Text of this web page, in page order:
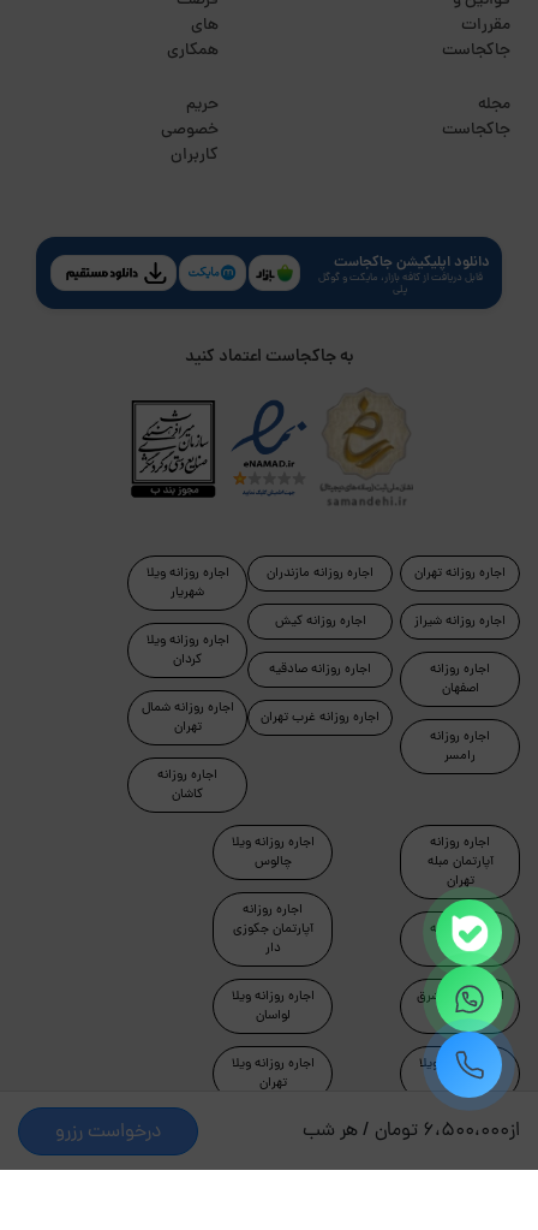
از6،500،000 تومان / هر شب درخواست رزرو
مقررات
جاکجاست
مجله
جاکجاست
های
همکاری
حریم
خصوصی
کاربران
دانلود اپلیکیشن جاکجاست
قابل دریافت از کافه بازار، مایکت و گوگل
پلی
به جاکجاست اعتماد کنید
اجاره روزانه تهران
اجاره روزانه شیراز
اجاره روزانه
اصفهان
اجاره روزانه
رامسر
اجاره روزانه مازندران
اجاره روزانه کیش
اجاره روزانه صادقیه
اجاره روزانه غرب تهران
اجاره روزانه ویلا
شهریار
اجاره روزانه ویلا
کردان
اجاره روزانه شمال
تهران
اجاره روزانه
کاشان
اجاره روزانه
آپارتمان مبله
تهران
اجاره روزانه
ماسال
اجاره روزانه شرق
تهران
اجاره روزانه ویلا
دماوند
اجاره روزانه ویلا
چالوس
اجاره روزانه
آپارتمان جکوزی
دار
اجاره روزانه ویلا
لواسان
اجاره روزانه ویلا
تهران
طراحی و توسعه توسط جاکجاست